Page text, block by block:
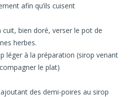
afin qu’ils cuisent
bien doré, verser le pot de
herbes.
léger à la préparation (sirop venant
le plat)
des demi-poires au sirop